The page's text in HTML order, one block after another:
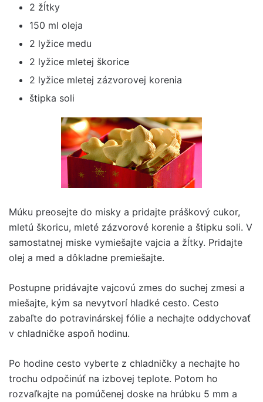
2 žĺtky
150 ml oleja
2 lyžice medu
2 lyžice mletej škorice
2 lyžice mletej zázvorovej korenia
štipka soli
Múku preosejte do misky a pridajte práškový cukor,
mletú škoricu, mleté zázvorové korenie a štipku soli. V
samostatnej miske vymiešajte vajcia a žĺtky. Pridajte
olej a med a dôkladne premiešajte.
Postupne pridávajte vajcovú zmes do suchej zmesi a
miešajte, kým sa nevytvorí hladké cesto. Cesto
zabaľte do potravinárskej fólie a nechajte oddychovať
v chladničke aspoň hodinu.
Po hodine cesto vyberte z chladničky a nechajte ho
trochu odpočinúť na izbovej teplote. Potom ho
rozvaľkajte na pomúčenej doske na hrúbku 5 mm a